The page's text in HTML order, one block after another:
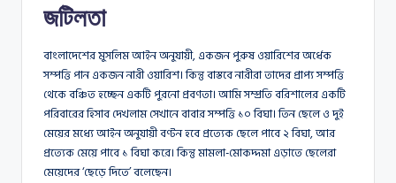
জটিলতা
বাংলাদেশের মুসলিম আইন অনুযায়ী, একজন পুরুষ ওয়ারিশের অর্ধেক
সম্পত্তি পান একজন নারী ওয়ারিশ। কিন্তু বাস্তবে নারীরা তাদের প্রাপ্য সম্পত্তি
থেকে বঞ্চিত হচ্ছেন একটি পুরনো প্রবণতা। আমি সম্প্রতি বরিশালের একটি
পরিবারের হিসাব দেখলাম সেখানে বাবার সম্পত্তি ১০ বিঘা। তিন ছেলে ও দুই
মেয়ের মধ্যে আইন অনুযায়ী বণ্টন হবে প্রত্যেক ছেলে পাবে ২ বিঘা, আর
প্রত্যেক মেয়ে পাবে ১ বিঘা করে। কিন্তু মামলা-মোকদ্দমা এড়াতে ছেলেরা
মেয়েদের ‘ছেড়ে দিতে’ বলেছেন।